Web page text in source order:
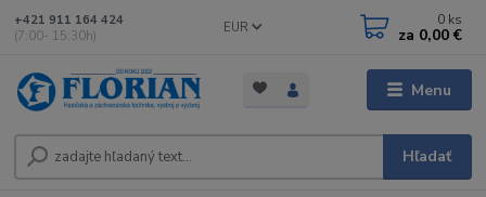
Menu
EUR
Hľadať
+421 911 164 424
(7:00- 15:30h)
0 ks
za 0,00 €